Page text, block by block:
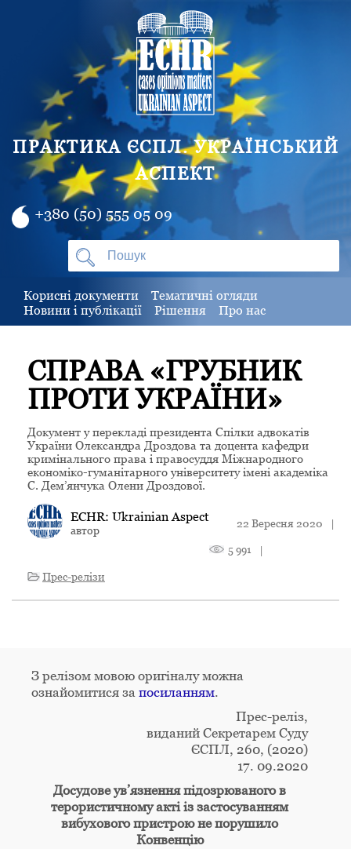
ПРАКТИКА ЄСПЛ. УКРАЇНСЬКИЙ
АСПЕКТ
+380 (50) 555 05 09
Корисні документи
Тематичні огляди
Новини і публікації
Рішення Про нас
СПРАВА «ГРУБНИК
ПРОТИ УКРАЇНИ»
Документ у перекладі президента Спілки адвокатів
України Олександра Дроздова та доцента кафедри
кримінального права і правосуддя Міжнародного
економіко-гуманітарного університету імені академіка
С. Дем’янчука Олени Дроздової.
ECHR: Ukrainian Aspect
автор
22 Вересня 2020 |
5 991
|
Прес-релізи
З релізом мовою оригіналу можна
ознайомитися за посиланням.
Прес-реліз,
виданий Секретарем Суду
ЄСПЛ, 260, (2020)
17. 09.2020
Досудове ув’язнення підозрюваного в
терористичному акті із застосуванням
вибухового пристрою не порушило
Конвенцію